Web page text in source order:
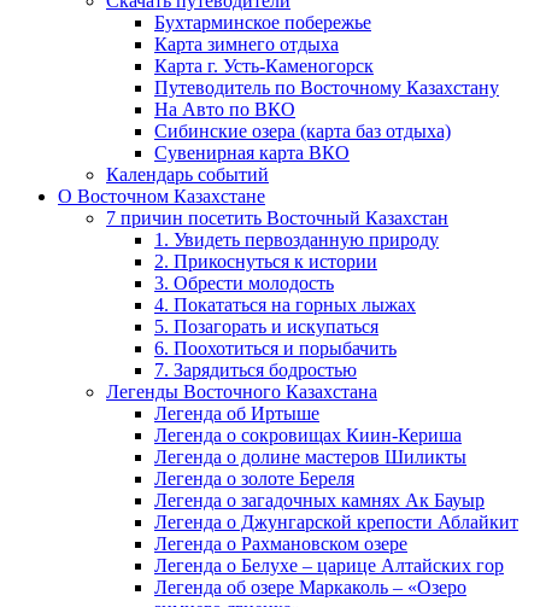
Бухтарминское побережье
Карта зимнего отдыха
Карта г. Усть-Каменогорск
Путеводитель по Восточному Казахстану
На Авто по ВКО
Сибинские озера (карта баз отдыха)
Сувенирная карта ВКО
Календарь событий
О Восточном Казахстане
7 причин посетить Восточный Казахстан
1. Увидеть первозданную природу
2. Прикоснуться к истории
3. Обрести молодость
4. Покататься на горных лыжах
5. Позагорать и искупаться
6. Поохотиться и порыбачить
7. Зарядиться бодростью
Легенды Восточного Казахстана
Легенда об Иртыше
Легенда о сокровищах Киин-Кериша
Легенда о долине мастеров Шиликты
Легенда о золоте Береля
Легенда о загадочных камнях Ак Бауыр
Легенда о Джунгарской крепости Аблайкит
Легенда о Рахмановском озере
Легенда о Белухе – царице Алтайских гор
Легенда об озере Маркаколь – «Озеро